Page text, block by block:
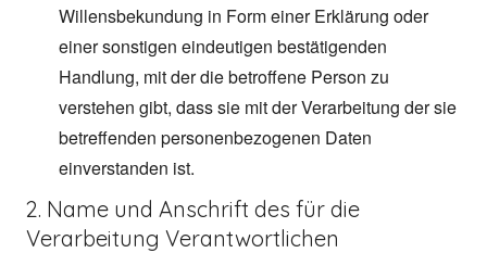
Willensbekundung in Form einer Erklärung oder
einer sonstigen eindeutigen bestätigenden
Handlung, mit der die betroffene Person zu
verstehen gibt, dass sie mit der Verarbeitung der sie
betreffenden personenbezogenen Daten
einverstanden ist.
2. Name und Anschrift des für die
Verarbeitung Verantwortlichen